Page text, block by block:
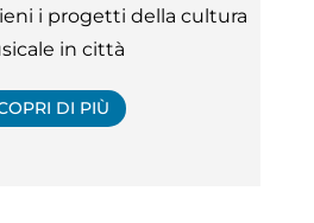
i progetti della cultura
in città
DI PIÙ